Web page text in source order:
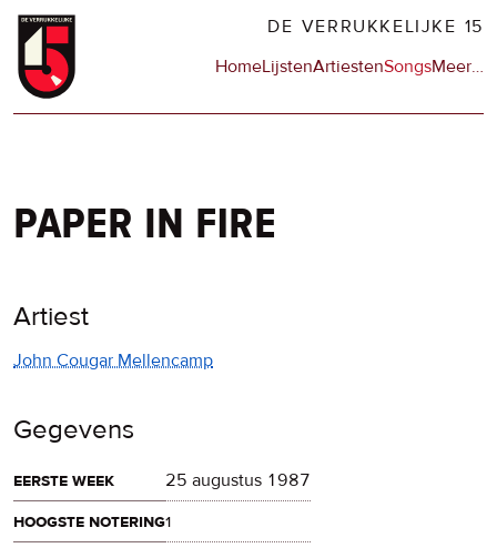
Overslaan
naar
DE VERRUKKELIJKE 15
Hoofdnavigatie
HomeLijstenArtiestenSongsMeerop
…
paper in fire
Artiest
John Cougar Mellencamp
Gegevens
eerste week
25 augustus 1987
hoogste notering1